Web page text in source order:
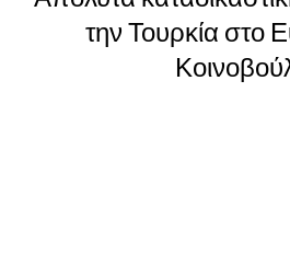
την Τουρκία στο